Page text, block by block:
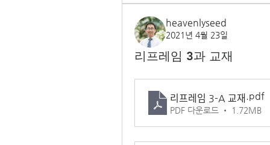
heavenlyseed
2021년 4월 23일
리프레임 3과 교재
리프레임 3-A 교재 .pdf
PDF 다운로드 • 1.72MB